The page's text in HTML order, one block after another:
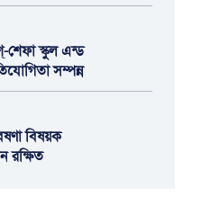
শেফা স্কুল এন্ড
সম্পন্ন
বিষয়ক
রক্ষিত